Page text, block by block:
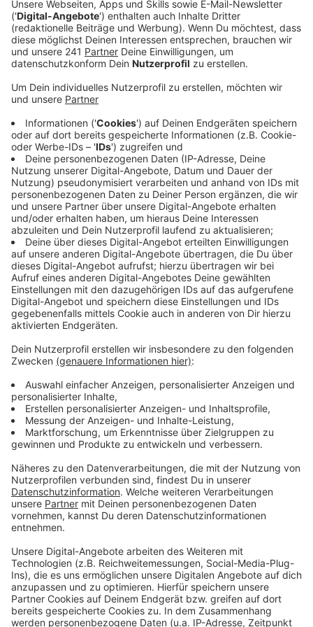
Anzeige
Auf diese Kombination wären wohl nicht viele
gekommen, aber Milky Chance und Jack Johnson
haben gemeinsame Sache gemacht und den Song
"Don't Let Me Down" aufgenommen. Der elektronische
Track wurde als ein animiertes Lyric-Video
veröffentlicht und kommt sehr entspannt und
unbeschwert daher - wie man es sich schon gedacht
hat. Es ist übrigens Milky Chances erster Song seit
Veröffentlichung des "Mind The Moon"-Albums in
2019.
Anzeige
Wir benötigen Ihre
Video-Service zu laden!
Wir verwenden einen Service eines
Drittanbieters, um Videoinhalte
einzubetten. Dieser Service kann
Daten zu Ihren Aktivitäten
sammeln. Bitte lesen Sie die
Details durch und stimmen Sie der
Nutzung des Service zu, um dieses
Video anzusehen.
Mehr Informationen
Akzeptieren
powered byUsercentrics Consent
Management Platform
Milky Chance - Don't Let Me Down feat. Jack Johnson
(Official Video)
Anzeige